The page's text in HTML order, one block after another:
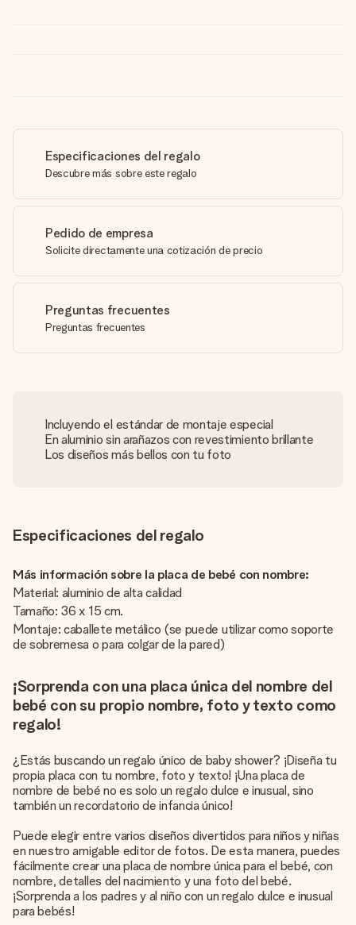
Especificaciones del regalo
Descubre más sobre este regalo
Pedido de empresa
Solicite directamente una cotización de precio
Preguntas frecuentes
Preguntas frecuentes
Incluyendo el estándar de montaje especial
En aluminio sin arañazos con revestimiento brillante
Los diseños más bellos con tu foto
Especificaciones del regalo
Más información sobre la placa de bebé con nombre:
Material: aluminio de alta calidad
Tamaño: 36 x 15 cm.
Montaje: caballete metálico (se puede utilizar como soporte
de sobremesa o para colgar de la pared)
¡Sorprenda con una placa única del nombre del
bebé con su propio nombre, foto y texto como
regalo!
¿Estás buscando un regalo único de baby shower? ¡Diseña tu
propia placa con tu nombre, foto y texto! ¡Una placa de
nombre de bebé no es solo un regalo dulce e inusual, sino
también un recordatorio de infancia único!
Puede elegir entre varios diseños divertidos para niños y niñas
en nuestro amigable editor de fotos. De esta manera, puedes
fácilmente crear una placa de nombre única para el bebé, con
nombre, detalles del nacimiento y una foto del bebé.
¡Sorprenda a los padres y al niño con un regalo dulce e inusual
para bebés!